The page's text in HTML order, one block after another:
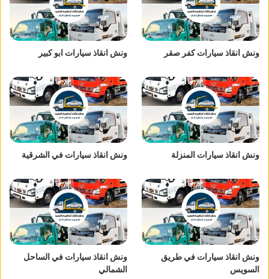
ونش انقاذ سيارات كفر صقر ونش انقاذ سيارات ابو كبير
ونش انقاذ سيارات المنزلة ونش انقاذ سيارات في الشرقية
ونش انقاذ سيارات في طريق
السويس
ونش انقاذ سيارات في الساحل
الشمالي